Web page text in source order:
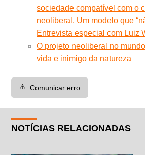
sociedade compatível com o
neoliberal. Um modelo que
Entrevista especial com Luiz
O projeto neoliberal no
vida e inimigo da natureza
⚠️ Comunicar erro
NOTÍCIAS RELACIONADAS